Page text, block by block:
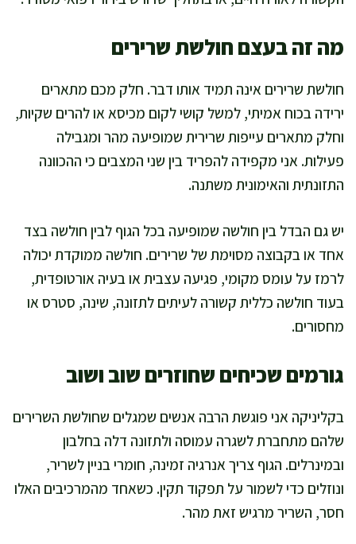
מה זה בעצם חולשת שרירים
חולשת שרירים אינה תמיד אותו דבר. חלק מכם מתארים
ירידה בכוח אמיתי, למשל קושי לקום מכיסא או להרים שקיות,
וחלק מתארים עייפות שרירית שמופיעה מהר ומגבילה
פעילות. אני מקפידה להפריד בין שני המצבים כי ההכוונה
התזונתית והאימונית משתנה.
יש גם הבדל בין חולשה שמופיעה בכל הגוף לבין חולשה בצד
אחד או בקבוצה מסוימת של שרירים. חולשה ממוקדת יכולה
לרמז על עומס מקומי, פגיעה עצבית או בעיה אורטופדית,
בעוד חולשה כללית קשורה לעיתים לתזונה, שינה, סטרס או
מחסורים.
גורמים שכיחים שחוזרים שוב ושוב
בקליניקה אני פוגשת הרבה אנשים שמגלים שחולשת השרירים
שלהם מתחברת לשגרה עמוסה ולתזונה דלה בחלבון
ובמינרלים. הגוף צריך אנרגיה זמינה, חומרי בניין לשריר,
ונוזלים כדי לשמור על תפקוד תקין. כשאחד מהמרכיבים האלו
חסר, השריר מרגיש זאת מהר.